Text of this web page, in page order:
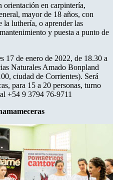
orientación en carpintería,
mayor de 18 años, con
la luthería, o aprender las
y puesta a punto de
17 de enero de 2022, de 18.30 a
Naturales Amado Bonpland
ciudad de Corrientes). Será
para 15 a 20 personas, turno
+54 9 3794 76-9711